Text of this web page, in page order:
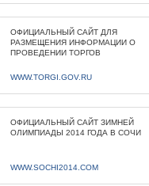
ОФИЦИАЛЬНЫЙ САЙТ ДЛЯ
РАЗМЕЩЕНИЯ ИНФОРМАЦИИ О
ПРОВЕДЕНИИ ТОРГОВ
WWW.TORGI.GOV.RU
ОФИЦИАЛЬНЫЙ САЙТ ЗИМНЕЙ
ОЛИМПИАДЫ 2014 ГОДА В СОЧИ
WWW.SOCHI2014.COM